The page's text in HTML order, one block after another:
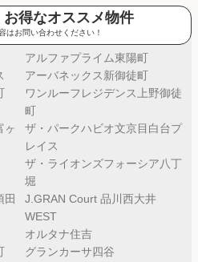
得なオススメ物件
はお問い合わせください！
アルファプライム東陽町
アーバネックス新御徒町
ワンルーフレジデンス上野御徒
町
ヶ
ザ・パークハビオ文京目白台プ
レイス
ザ・ライオンズフォーシア八丁
堀
田
J.GRAN Court 品川西大井
WEST
オルタナ住吉
グランカーサ四谷